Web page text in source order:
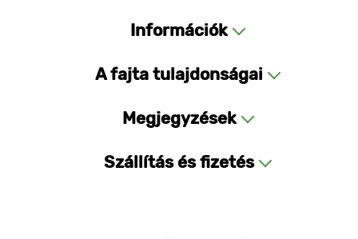
Információk
A fajta tulajdonságai
Megjegyzések
Szállítás és fizetés